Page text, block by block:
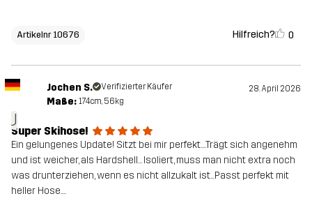
Artikelnr 10676 Hilfreich? 0
J
Jochen S. Verifizierter Käufer 28. April 2026
Maße: 174cm, 56kg
Super Skihose!
Ein gelungenes Update! Sitzt bei mir perfekt....Trägt sich angenehm
und ist weicher, als Hardshell... Isoliert, muss man nicht extra noch
was drunterziehen, wenn es nicht allzukalt ist...Passt perfekt mit
heller Hose....